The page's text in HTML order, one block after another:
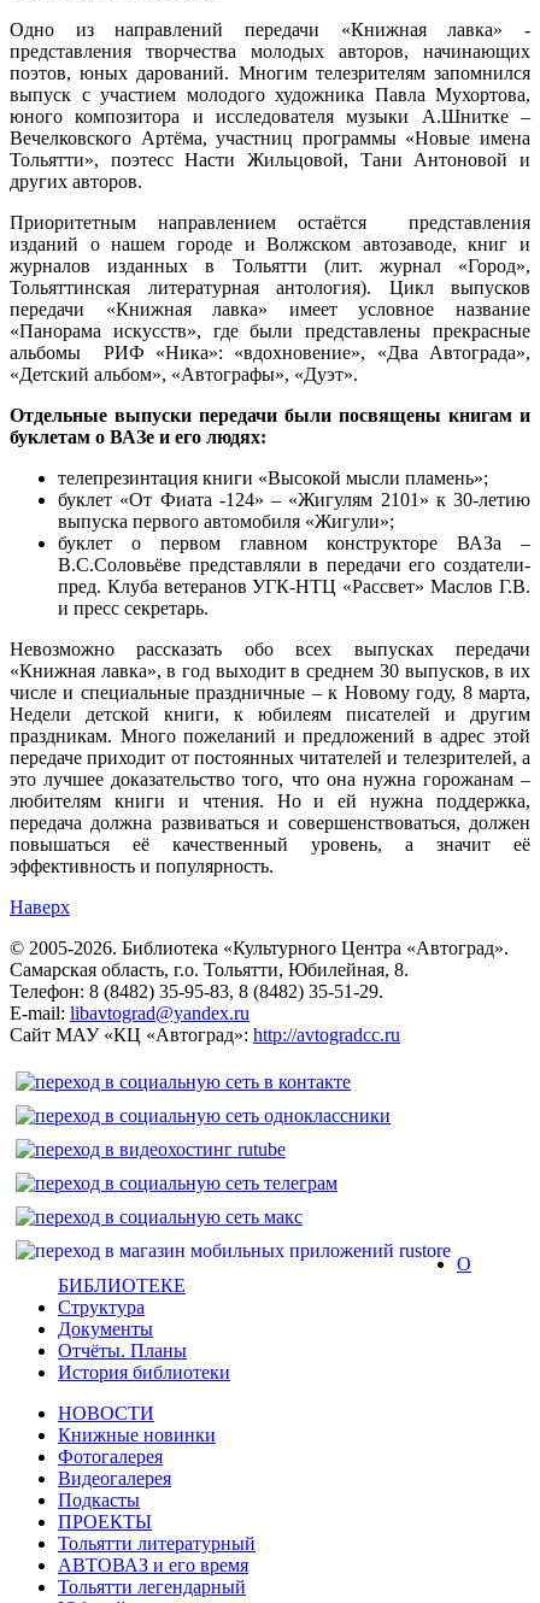
Одно из направлений передачи «Книжная лавка» -
представления творчества молодых авторов, начинающих
поэтов, юных дарований. Многим телезрителям запомнился
выпуск с участием молодого художника Павла Мухортова,
юного композитора и исследователя музыки А.Шнитке –
Вечелковского Артёма, участниц программы «Новые имена
Тольятти», поэтесс Насти Жильцовой, Тани Антоновой и
других авторов.
Приоритетным направлением остаётся представления
изданий о нашем городе и Волжском автозаводе, книг и
журналов изданных в Тольятти (лит. журнал «Город»,
Тольяттинская литературная антология). Цикл выпусков
передачи «Книжная лавка» имеет условное название
«Панорама искусств», где были представлены прекрасные
альбомы РИФ «Ника»: «вдохновение», «Два Автограда»,
«Детский альбом», «Автографы», «Дуэт».
Отдельные выпуски передачи были посвящены книгам и
буклетам о ВАЗе и его людях:
телепрезинтация книги «Высокой мысли пламень»;
буклет «От Фиата -124» – «Жигулям 2101» к 30-летию
выпуска первого автомобиля «Жигули»;
буклет о первом главном конструкторе ВАЗа –
В.С.Соловьёве представляли в передачи его создатели-
пред. Клуба ветеранов УГК-НТЦ «Рассвет» Маслов Г.В.
и пресс секретарь.
Невозможно рассказать обо всех выпусках передачи
«Книжная лавка», в год выходит в среднем 30 выпусков, в их
числе и специальные праздничные – к Новому году, 8 марта,
Недели детской книги, к юбилеям писателей и другим
праздникам. Много пожеланий и предложений в адрес этой
передаче приходит от постоянных читателей и телезрителей, а
это лучшее доказательство того, что она нужна горожанам –
любителям книги и чтения. Но и ей нужна поддержка,
передача должна развиваться и совершенствоваться, должен
повышаться её качественный уровень, а значит её
эффективность и популярность.
Наверх
© 2005-2026. Библиотека «Культурного Центра «Автоград».
Самарская область, г.о. Тольятти, Юбилейная, 8.
Телефон: 8 (8482) 35-95-83, 8 (8482) 35-51-29.
E-mail: libavtograd@yandex.ru
Сайт МАУ «КЦ «Автоград»: http://avtogradcc.ru
О
БИБЛИОТЕКЕ
Структура
Документы
Отчёты. Планы
История библиотеки
НОВОСТИ
Книжные новинки
Фотогалерея
Видеогалерея
Подкасты
ПРОЕКТЫ
Тольятти литературный
АВТОВАЗ и его время
Тольятти легендарный